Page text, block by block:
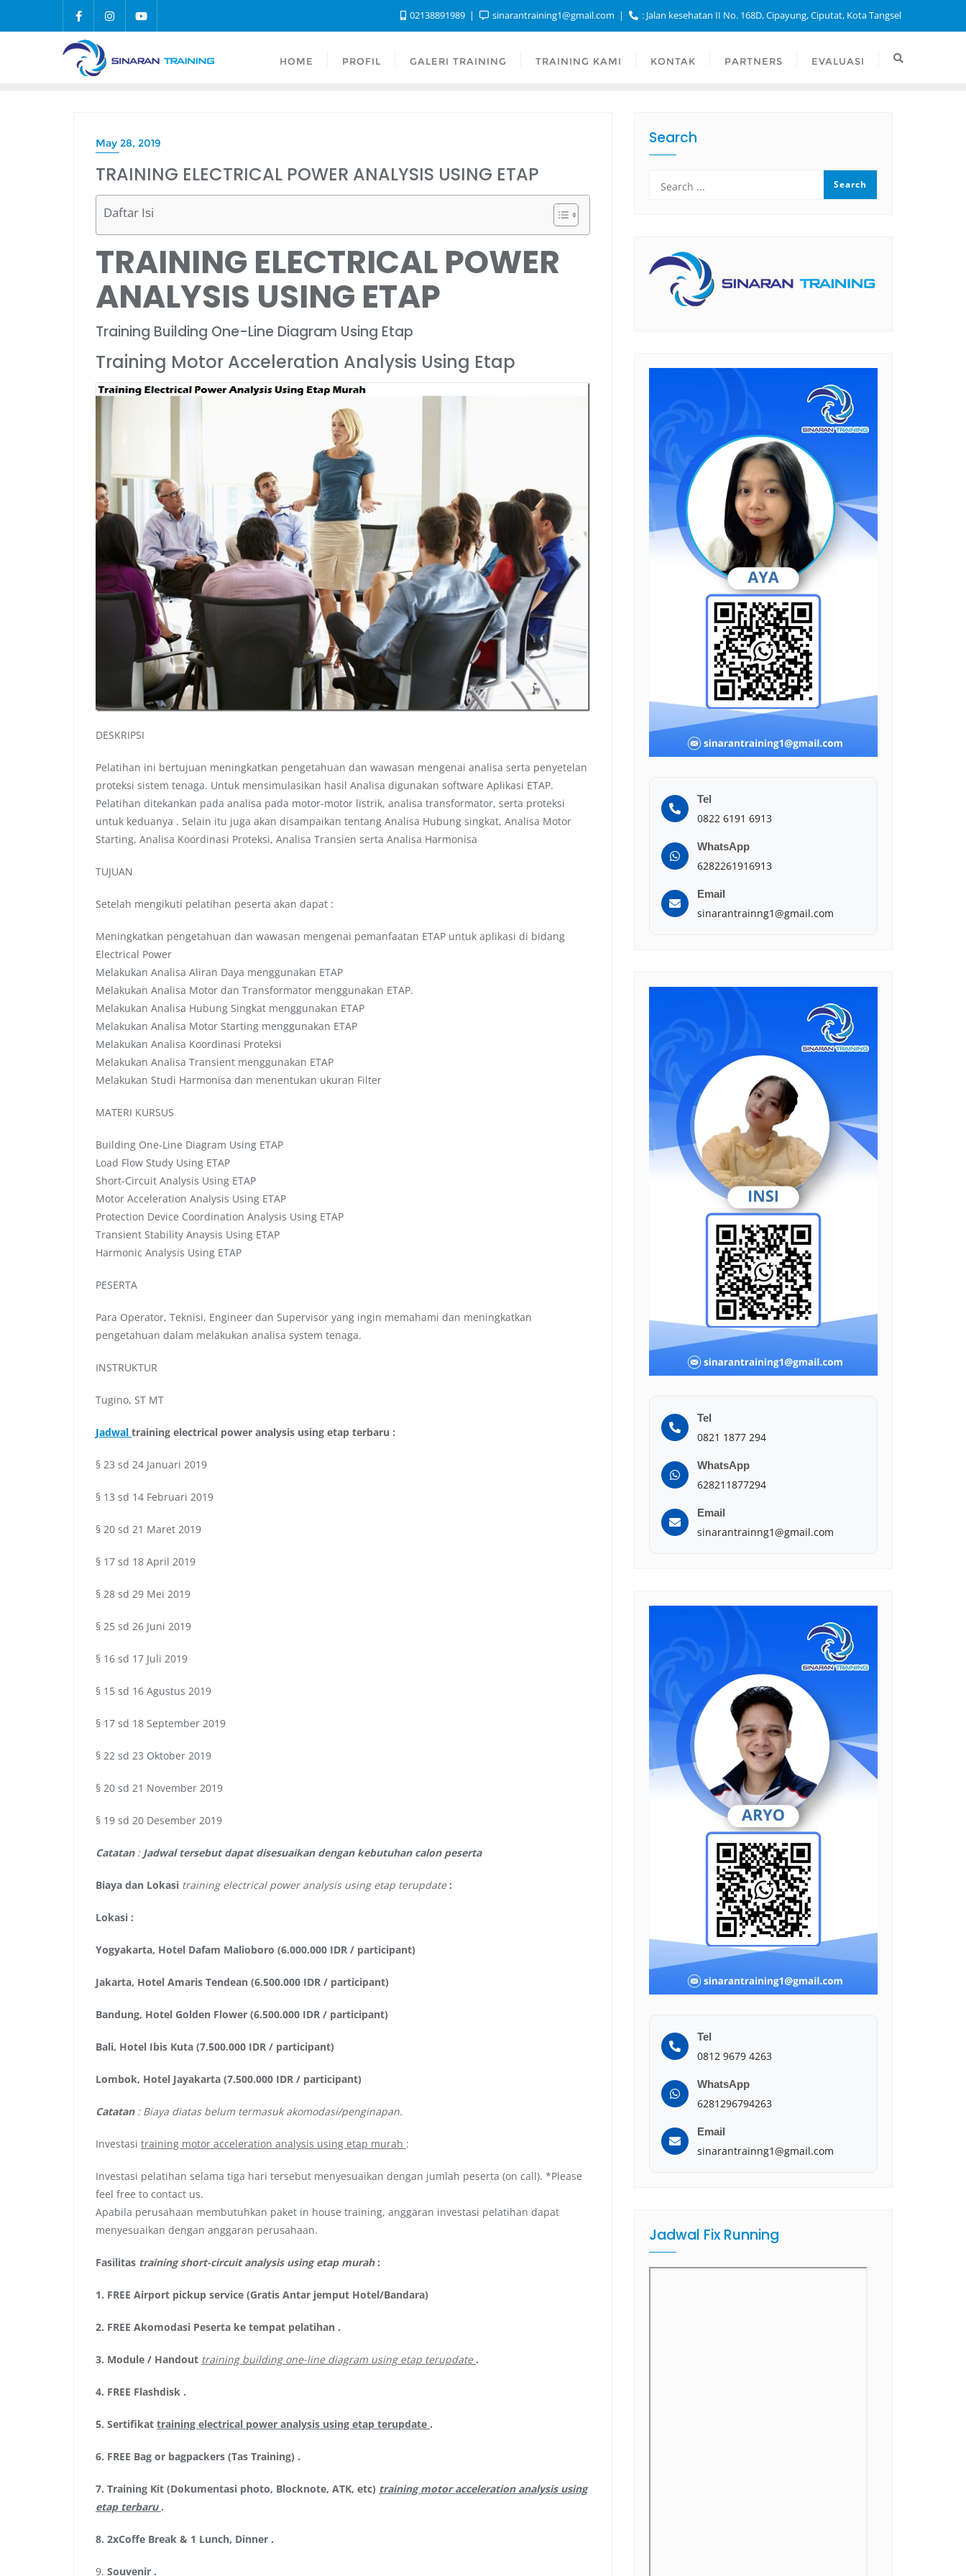
02138891989 sinarantraining1@gmail.com : Jalan kesehatan II No. 168D, Cipayung, Ciputat, Kota Tangsel
HOME PROFIL GALERI TRAINING TRAINING KAMI KONTAK PARTNERS EVALUASI
May 28, 2019
TRAINING ELECTRICAL POWER ANALYSIS USING ETAP
Daftar Isi
TRAINING ELECTRICAL POWER
ANALYSIS USING ETAP
Training Building One-Line Diagram Using Etap
Training Motor Acceleration Analysis Using Etap
DESKRIPSI
Pelatihan ini bertujuan meningkatkan pengetahuan dan wawasan mengenai analisa serta penyetelan
proteksi sistem tenaga. Untuk mensimulasikan hasil Analisa digunakan software Aplikasi ETAP.
Pelatihan ditekankan pada analisa pada motor-motor listrik, analisa transformator, serta proteksi
untuk keduanya . Selain itu juga akan disampaikan tentang Analisa Hubung singkat, Analisa Motor
Starting, Analisa Koordinasi Proteksi, Analisa Transien serta Analisa Harmonisa
TUJUAN
Setelah mengikuti pelatihan peserta akan dapat :
Meningkatkan pengetahuan dan wawasan mengenai pemanfaatan ETAP untuk aplikasi di bidang
Electrical Power
Melakukan Analisa Aliran Daya menggunakan ETAP
Melakukan Analisa Motor dan Transformator menggunakan ETAP.
Melakukan Analisa Hubung Singkat menggunakan ETAP
Melakukan Analisa Motor Starting menggunakan ETAP
Melakukan Analisa Koordinasi Proteksi
Melakukan Analisa Transient menggunakan ETAP
Melakukan Studi Harmonisa dan menentukan ukuran Filter
MATERI KURSUS
Building One-Line Diagram Using ETAP
Load Flow Study Using ETAP
Short-Circuit Analysis Using ETAP
Motor Acceleration Analysis Using ETAP
Protection Device Coordination Analysis Using ETAP
Transient Stability Anaysis Using ETAP
Harmonic Analysis Using ETAP
PESERTA
Para Operator, Teknisi, Engineer dan Supervisor yang ingin memahami dan meningkatkan
pengetahuan dalam melakukan analisa system tenaga.
INSTRUKTUR
Tugino, ST MT
Jadwal training electrical power analysis using etap terbaru :
§ 23 sd 24 Januari 2019
§ 13 sd 14 Februari 2019
§ 20 sd 21 Maret 2019
§ 17 sd 18 April 2019
§ 28 sd 29 Mei 2019
§ 25 sd 26 Juni 2019
§ 16 sd 17 Juli 2019
§ 15 sd 16 Agustus 2019
§ 17 sd 18 September 2019
§ 22 sd 23 Oktober 2019
§ 20 sd 21 November 2019
§ 19 sd 20 Desember 2019
Catatan : Jadwal tersebut dapat disesuaikan dengan kebutuhan calon peserta
Biaya dan Lokasi training electrical power analysis using etap terupdate :
Lokasi :
Yogyakarta, Hotel Dafam Malioboro (6.000.000 IDR / participant)
Jakarta, Hotel Amaris Tendean (6.500.000 IDR / participant)
Bandung, Hotel Golden Flower (6.500.000 IDR / participant)
Bali, Hotel Ibis Kuta (7.500.000 IDR / participant)
Lombok, Hotel Jayakarta (7.500.000 IDR / participant)
Catatan : Biaya diatas belum termasuk akomodasi/penginapan.
Investasi training motor acceleration analysis using etap murah :
Investasi pelatihan selama tiga hari tersebut menyesuaikan dengan jumlah peserta (on call). *Please
feel free to contact us.
Apabila perusahaan membutuhkan paket in house training, anggaran investasi pelatihan dapat
menyesuaikan dengan anggaran perusahaan.
Fasilitas training short-circuit analysis using etap murah :
1. FREE Airport pickup service (Gratis Antar jemput Hotel/Bandara)
2. FREE Akomodasi Peserta ke tempat pelatihan .
3. Module / Handout training building one-line diagram using etap terupdate .
4. FREE Flashdisk .
5. Sertifikat training electrical power analysis using etap terupdate .
6. FREE Bag or bagpackers (Tas Training) .
7. Training Kit (Dokumentasi photo, Blocknote, ATK, etc) training motor acceleration analysis using
etap terbaru .
8. 2xCoffe Break & 1 Lunch, Dinner .
9. Souvenir .
Search
Tel
0822 6191 6913
WhatsApp
6282261916913
Email
sinarantrainng1@gmail.com
Tel
0821 1877 294
WhatsApp
628211877294
Email
sinarantrainng1@gmail.com
Tel
0812 9679 4263
WhatsApp
6281296794263
Email
sinarantrainng1@gmail.com
Jadwal Fix Running